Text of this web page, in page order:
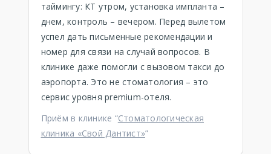
таймингу: КТ утром, установка импланта –
днем, контроль – вечером. Перед вылетом
успел дать письменные рекомендации и
номер для связи на случай вопросов. В
клинике даже помогли с вызовом такси до
аэропорта. Это не стоматология – это
сервис уровня premium-отеля.
Приём в клинике “Стоматологическая
клиника «Свой Дантист»”